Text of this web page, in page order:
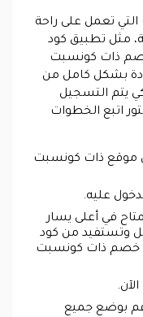
تعمل على راحة
مثل تطبيق كود
ذات كونسبت
بشكل كامل من
يتم التسجيل
اتبع الخطوات
موقع ذات كونسبت
عليه.
في أعلى يسار
وتستفيد من كود
خصم ذات كونسبت
بوضع جميع